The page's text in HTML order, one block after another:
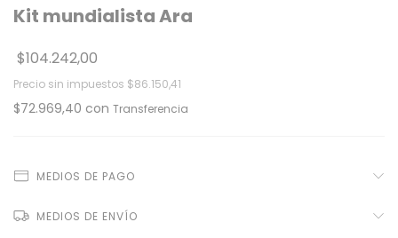
Kit mundialista Ara
$104.242,00
Precio sin impuestos $86.150,41
$72.969,40 con
MEDIOS DE PAGO
MEDIOS DE ENVÍO